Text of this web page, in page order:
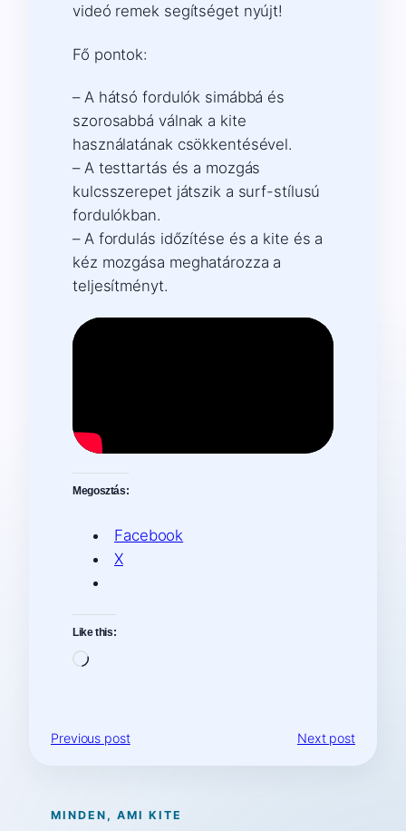
videó remek segítséget nyújt!
Fő pontok:
– A hátsó fordulók simábbá és
szorosabbá válnak a kite
használatának csökkentésével.
– A testtartás és a mozgás
kulcsszerepet játszik a surf-stílusú
fordulókban.
– A fordulás időzítése és a kite és a
kéz mozgása meghatározza a
teljesítményt.
Megosztás:
Facebook
X
Like this:
Loading…
Previous post Next post
MINDEN, AMI KITE